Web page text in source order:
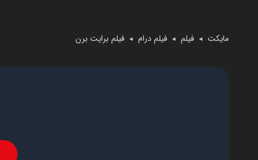
مایکت ◄ فیلم ◄ فیلم درام ◄ فیلم برایت برن